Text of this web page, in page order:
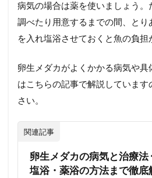
病気の場合は薬を使いましょう。
調べたり用意するまでの間、とり
を入れ塩浴させておくと魚の負担
卵生メダカがよくかかる病気や具
はこちらの記事で解説していま
さい。
関連記事
卵生メダカの病気と治療法
塩浴・薬浴の方法まで徹底